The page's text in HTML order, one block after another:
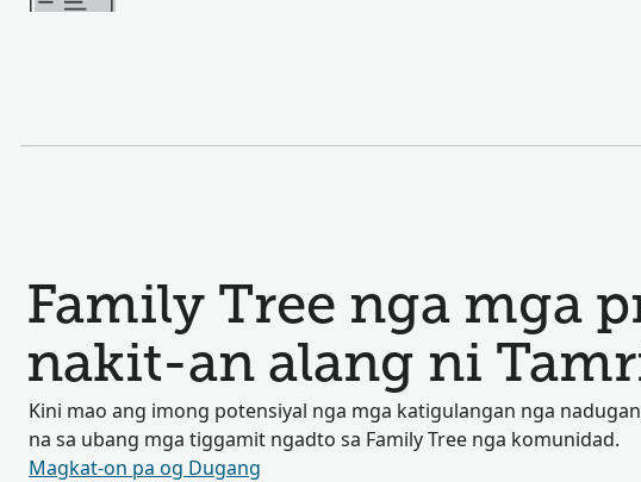
Family Tree nga mga
nakit-an alang ni
Kini mao ang imong potensiyal nga mga katigulangan nga
na sa ubang mga tiggamit ngadto sa Family Tree nga komunidad.
Magkat-on pa og Dugang